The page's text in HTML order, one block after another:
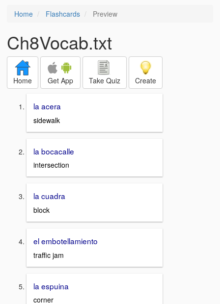
Home Flashcards Preview
Ch8Vocab.txt
Home Get App Take Quiz Create
la acera
sidewalk
la bocacalle
intersection
la cuadra
block
el embotellamiento
traffic jam
la espuina
corner